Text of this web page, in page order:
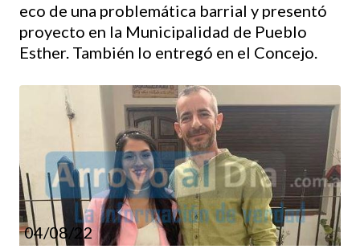
eco de una problemática barrial y presentó
proyecto en la Municipalidad de Pueblo
Esther. También lo entregó en el Concejo.
04/08/22